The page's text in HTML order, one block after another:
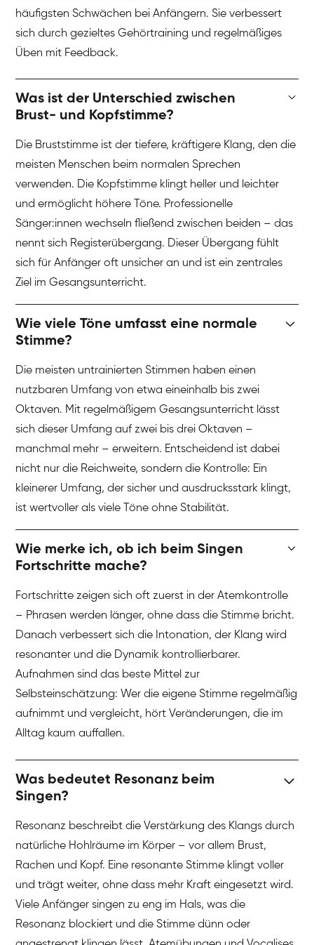
häufigsten Schwächen bei Anfängern. Sie verbessert
sich durch gezieltes Gehörtraining und regelmäßiges
Üben mit Feedback.
Was ist der Unterschied zwischen
Brust- und Kopfstimme?
Die Bruststimme ist der tiefere, kräftigere Klang, den die
meisten Menschen beim normalen Sprechen
verwenden. Die Kopfstimme klingt heller und leichter
und ermöglicht höhere Töne. Professionelle
Sänger:innen wechseln fließend zwischen beiden – das
nennt sich Registerübergang. Dieser Übergang fühlt
sich für Anfänger oft unsicher an und ist ein zentrales
Ziel im Gesangsunterricht.
Wie viele Töne umfasst eine normale
Stimme?
Die meisten untrainierten Stimmen haben einen
nutzbaren Umfang von etwa eineinhalb bis zwei
Oktaven. Mit regelmäßigem Gesangsunterricht lässt
sich dieser Umfang auf zwei bis drei Oktaven –
manchmal mehr – erweitern. Entscheidend ist dabei
nicht nur die Reichweite, sondern die Kontrolle: Ein
kleinerer Umfang, der sicher und ausdrucksstark klingt,
ist wertvoller als viele Töne ohne Stabilität.
Wie merke ich, ob ich beim Singen
Fortschritte mache?
Fortschritte zeigen sich oft zuerst in der Atemkontrolle
– Phrasen werden länger, ohne dass die Stimme bricht.
Danach verbessert sich die Intonation, der Klang wird
resonanter und die Dynamik kontrollierbarer.
Aufnahmen sind das beste Mittel zur
Selbsteinschätzung: Wer die eigene Stimme regelmäßig
aufnimmt und vergleicht, hört Veränderungen, die im
Alltag kaum auffallen.
Was bedeutet Resonanz beim
Singen?
Resonanz beschreibt die Verstärkung des Klangs durch
natürliche Hohlräume im Körper – vor allem Brust,
Rachen und Kopf. Eine resonante Stimme klingt voller
und trägt weiter, ohne dass mehr Kraft eingesetzt wird.
Viele Anfänger singen zu eng im Hals, was die
Resonanz blockiert und die Stimme dünn oder